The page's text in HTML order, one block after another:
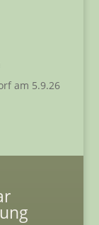
am 5.9.26